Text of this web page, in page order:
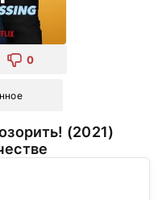
0
(2021)